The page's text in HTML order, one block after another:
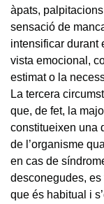
àpats,
sensació de
intensificar durant
vista emocional,
estimat o la
La tercera
que, de fet, la
constitueixen una
de l’organisme
en cas de
desconegudes, es
que és habitual i